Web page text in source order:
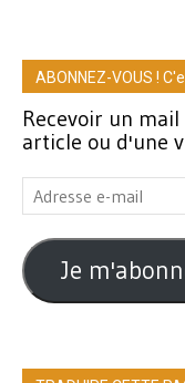
ABONNEZ-VOUS !
Recevoir un
article ou d'une
Adresse
e-
mail
Je